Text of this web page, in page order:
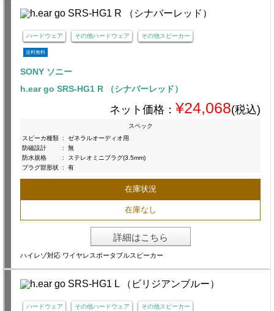
ハードウェア その他ハードウェア その他スピーカー
送料無料
SONY ソニー
h.ear go SRS-HG1 R （シナバーレッド）
ネット価格： ¥24,068(税込)
スペック
スピーカ種類 :
ゼネラルオーディオ用
防磁設計
:
無
防水規格
:
ステレオミニプラグ(3.5mm)
プラグ部形状 : 有
在庫状況
在庫なし
詳細はこちら
ハイレゾ対応 ワイヤレスポータブルスピーカー
ハードウェア その他ハードウェア その他スピーカー